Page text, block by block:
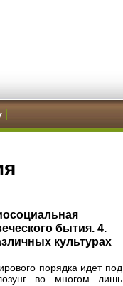
бытия. 4.
культурах
порядка идет под
во многом лишь